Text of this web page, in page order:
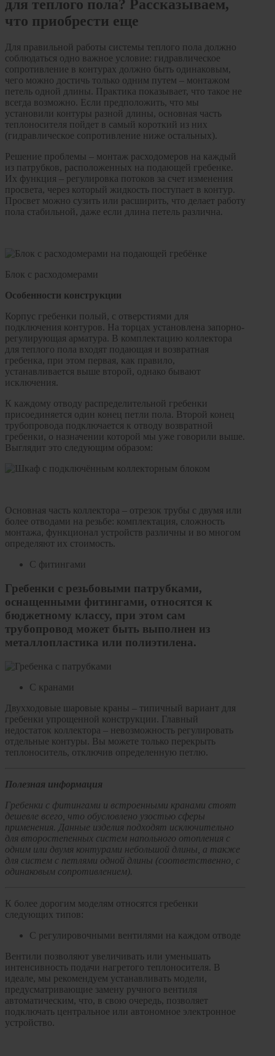
для теплого пола? Рассказываем,
что приобрести еще
Для правильной работы системы теплого пола должно
соблюдаться одно важное условие: гидравлическое
сопротивление в контурах должно быть одинаковым,
чего можно достичь только одним путем – монтажом
петель одной длины. Практика показывает, что такое не
всегда возможно. Если предположить, что мы
установили контуры разной длины, основная часть
теплоносителя пойдет в самый короткий из них
(гидравлическое сопротивление ниже остальных).
Решение проблемы – монтаж расходомеров на каждый
из патрубков, расположенных на подающей гребенке.
Их функция – регулировка потоков за счет изменения
просвета, через который жидкость поступает в контур.
Просвет можно сузить или расширить, что делает работу
пола стабильной, даже если длина петель различна.
Блок с расходомерами
Особенности конструкции
Корпус гребенки полый, с отверстиями для
подключения контуров. На торцах установлена запорно-
регулирующая арматура. В комплектацию коллектора
для теплого пола входят подающая и возвратная
гребенка, при этом первая, как правило,
устанавливается выше второй, однако бывают
исключения.
К каждому отводу распределительной гребенки
присоединяется один конец петли пола. Второй конец
трубопровода подключается к отводу возвратной
гребенки, о назначении которой мы уже говорили выше.
Выглядит это следующим образом:
Основная часть коллектора – отрезок трубы с двумя или
более отводами на резьбе: комплектация, сложность
монтажа, функционал устройств различны и во многом
определяют их стоимость.
С фитингами
Гребенки с резьбовыми патрубками,
оснащенными фитингами, относятся к
бюджетному классу, при этом сам
трубопровод может быть выполнен из
металлопластика или полиэтилена.
С кранами
Двухходовые шаровые краны – типичный вариант для
гребенки упрощенной конструкции. Главный
недостаток коллектора – невозможность регулировать
отдельные контуры. Вы можете только перекрыть
теплоноситель, отключив определенную петлю.
Полезная информация
Гребенки с фитингами и встроенными кранами стоят
дешевле всего, что обусловлено узостью сферы
применения. Данные изделия подходят исключительно
для второстепенных систем напольного отопления с
одним или двумя контурами небольшой длины, а также
для систем с петлями одной длины (соответственно, с
одинаковым сопротивлением).
К более дорогим моделям относятся гребенки
следующих типов:
С регулировочными вентилями на каждом отводе
Вентили позволяют увеличивать или уменьшать
интенсивность подачи нагретого теплоносителя. В
идеале, мы рекомендуем устанавливать модели,
предусматривающие замену ручного вентиля
автоматическим, что, в свою очередь, позволяет
подключать центральное или автономное электронное
устройство.